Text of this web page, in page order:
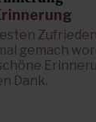
gemach
Dank.